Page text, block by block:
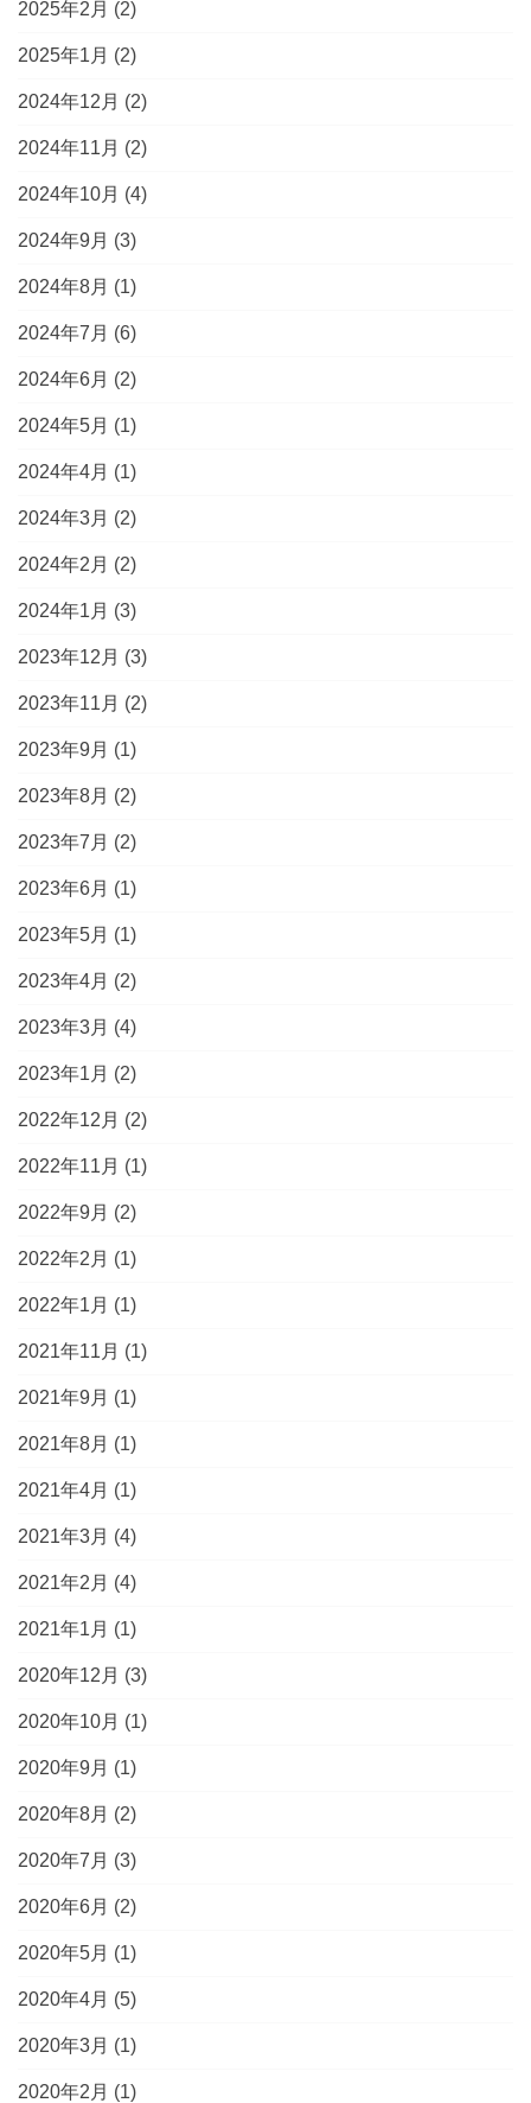
2025年2月 (2)
2025年1月 (2)
2024年12月 (2)
2024年11月 (2)
2024年10月 (4)
2024年9月 (3)
2024年8月 (1)
2024年7月 (6)
2024年6月 (2)
2024年5月 (1)
2024年4月 (1)
2024年3月 (2)
2024年2月 (2)
2024年1月 (3)
2023年12月 (3)
2023年11月 (2)
2023年9月 (1)
2023年8月 (2)
2023年7月 (2)
2023年6月 (1)
2023年5月 (1)
2023年4月 (2)
2023年3月 (4)
2023年1月 (2)
2022年12月 (2)
2022年11月 (1)
2022年9月 (2)
2022年2月 (1)
2022年1月 (1)
2021年11月 (1)
2021年9月 (1)
2021年8月 (1)
2021年4月 (1)
2021年3月 (4)
2021年2月 (4)
2021年1月 (1)
2020年12月 (3)
2020年10月 (1)
2020年9月 (1)
2020年8月 (2)
2020年7月 (3)
2020年6月 (2)
2020年5月 (1)
2020年4月 (5)
2020年3月 (1)
2020年2月 (1)